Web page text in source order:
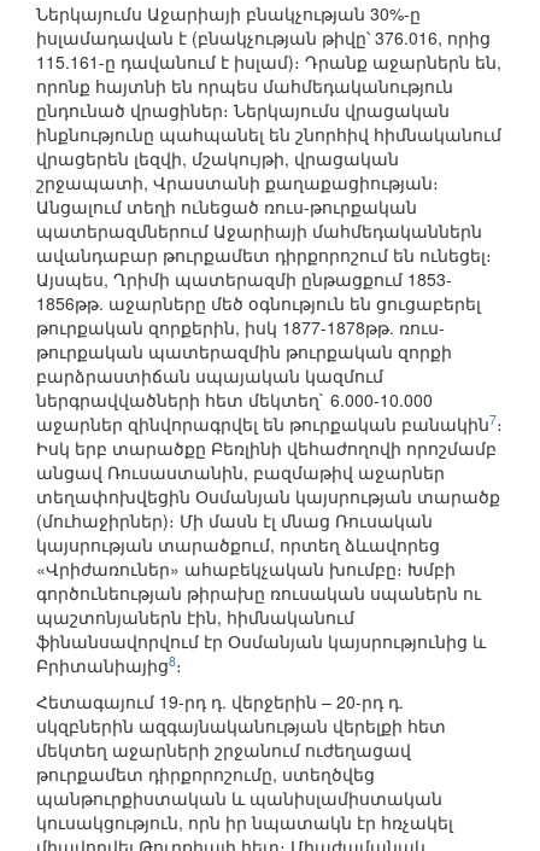
Ներկայումս Աջարիայի բնակչության 30%-ը
իսլամադավան է (բնակչության թիվը՝ 376.016, որից
115.161-ը դավանում է իսլամ)։ Դրանք աջարներն են,
որոնք հայտնի են որպես մահմեդականություն
ընդունած վրացիներ։ Ներկայումս վրացական
ինքնությունը պահպանել են շնորհիվ հիմնականում
վրացերեն լեզվի, մշակույթի, վրացական
շրջապատի, Վրաստանի քաղաքացիության։
Անցալում տեղի ունեցած ռուս-թուրքական
պատերազմներում Աջարիայի մահմեդականներն
ավանդաբար թուրքամետ դիրքորոշում են ունեցել։
Այսպես, Ղրիմի պատերազմի ընթացքում 1853-
1856թթ. աջարները մեծ օգնություն են ցուցաբերել
թուրքական զորքերին, իսկ 1877-1878թթ. ռուս-
թուրքական պատերազմին թուրքական զորքի
բարձրաստիճան սպայական կազմում
ներգրավվածների հետ մեկտեղ` 6.000-10.000
աջարներ զինվորագրվել են թուրքական բանակին7։
Իսկ երբ տարածքը Բեռլինի վեհաժողովի որոշմամբ
անցավ Ռուսաստանին, բազմաթիվ աջարներ
տեղափոխվեցին Օսմանյան կայսրության տարածք
(մուհաջիրներ)։ Մի մասն էլ մնաց Ռուսական
կայսրության տարածքում, որտեղ ձևավորեց
«Վրիժառուներ» ահաբեկչական խումբը։ Խմբի
գործունեության թիրախը ռուսական սպաներն ու
պաշտոնյաներն էին, հիմնականում
ֆինանսավորվում էր Օսմանյան կայսրությունից և
Բրիտանիայից8։
Հետագայում 19-րդ դ. վերջերին – 20-րդ դ.
սկզբներին ազգայնականության վերելքի հետ
մեկտեղ աջարների շրջանում ուժեղացավ
թուրքամետ դիրքորոշումը, ստեղծվեց
պանթուրքիստական և պանիսլամիստական
կուսակցություն, որն իր նպատակն էր հռչակել